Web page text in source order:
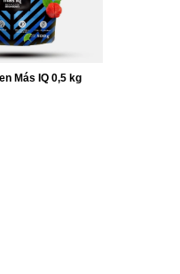
Más IQ 0,5 kg